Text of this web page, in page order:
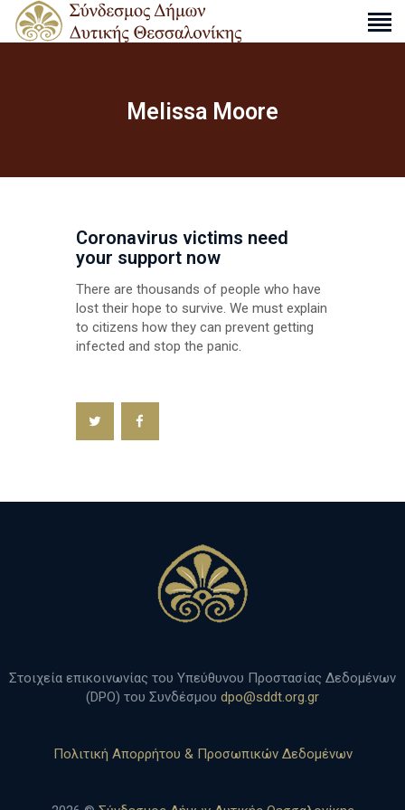
Melissa Moore
ΑΠΟΦΆΣΕΙΣ
ΧΆΡΤΕΣ
ΕΠΙΚΟΙΝΩΝΊΑ
S
e
a
Coronavirus victims need
your support now
There are thousands of people who have
lost their hope to survive. We must explain
to citizens how they can prevent getting
infected and stop the panic.
Στοιχεία επικοινωνίας του Υπεύθυνου Προστασίας Δεδομένων
(DPO) του Συνδέσμου dpo@sddt.org.gr
Πολιτική Απορρήτου & Προσωπικών Δεδομένων